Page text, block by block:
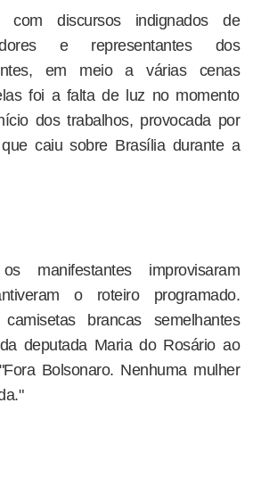
discursos indignados de
e representantes dos
em meio a várias cenas
foi a falta de luz no momento
dos trabalhos, provocada por
caiu sobre Brasília durante a
manifestantes improvisaram
o roteiro programado.
brancas semelhantes
deputada Maria do Rosário ao
Bolsonaro. Nenhuma mulher